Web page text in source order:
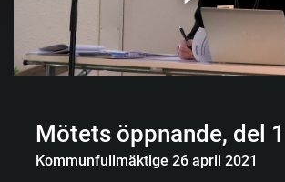
Mötets öppnande, del 1
Kommunfullmäktige 26 april 2021